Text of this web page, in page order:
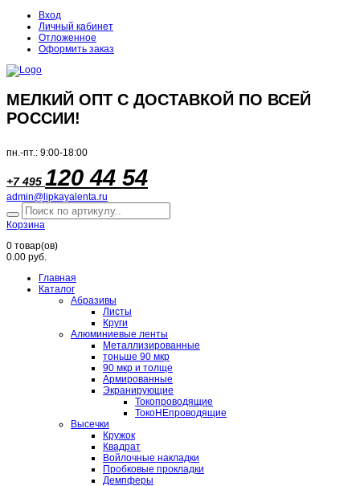
Вход
Личный кабинет
Отложенное
Оформить заказ
МЕЛКИЙ ОПТ С ДОСТАВКОЙ ПО ВСЕЙ
РОССИИ!
пн.-пт.: 9:00-18:00
+7 495 120 44 54
admin@lipkayalenta.ru
Корзина
0 товар(ов)
0.00 руб.
Главная
Каталог
Абразивы
Листы
Круги
Алюминиевые ленты
Металлизированные
тоньше 90 мкр
90 мкр и толще
Армированные
Экранирующие
Токопроводящие
ТокоНЕпроводящие
Высечки
Кружок
Квадрат
Войлочные накладки
Пробковые прокладки
Демпферы